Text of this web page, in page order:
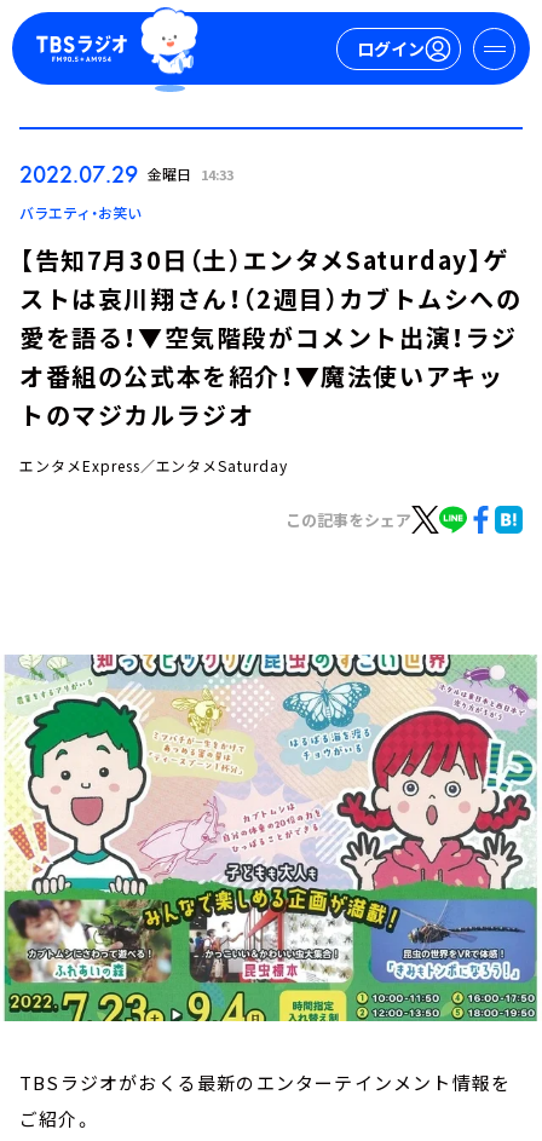
ログイン
ログイン
週間番組表
2022.07.29 金曜日 14:33
バラエティ・お笑い
【告知7月30日（土）エンタメSaturday】ゲ
ストは哀川翔さん！（2週目）カブトムシへの
愛を語る！▼空気階段がコメント出演！ラジ
オ番組の公式本を紹介！▼魔法使いアキッ
トのマジカルラジオ
エンタメExpress／エンタメSaturday
この記事をシェア
TBSラジオがおくる最新のエンターテインメント情報を
ご紹介。